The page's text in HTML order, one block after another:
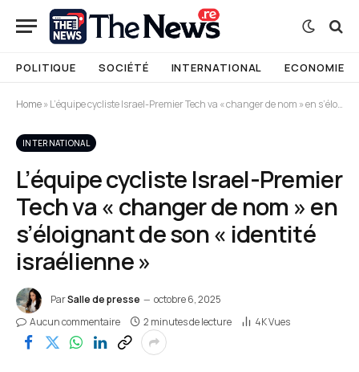
POLITIQUE SOCIÉTÉ INTERNATIONAL ECONOMIE
Home»L’équipe cycliste Israel-Premier Tech va « changer de nom » en s’éloignant de son « identité israélienne »
INTERNATIONAL
L’équipe cycliste Israel-Premier
Tech va « changer de nom » en
s’éloignant de son « identité
israélienne »
ParSalle de presse
octobre 6, 2025
Aucun commentaire
2 minutes de lecture 4KVues